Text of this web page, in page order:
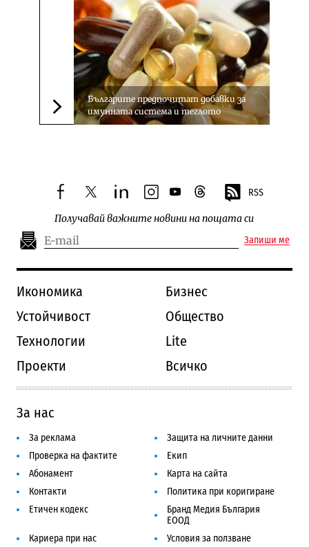
Следваща новина
Българите предпочитат добавки за
имунната система и теглото
facebooktwitterlinkedininstagram
youtubethreads RSS
Получавай важните новини на пощата си
Запиши ме
Икономика
Бизнес
Устойчивост
Общество
Технологии
Lite
Проекти
Всичко
За нас
За реклама
Защита на личните данни
Проверка на фактите
Екип
Абонамент
Карта на сайта
Контакти
Политика при коригиране
Етичен кодекс
Бранд Медия България
ЕООД
Кариера при нас
Условия за ползване